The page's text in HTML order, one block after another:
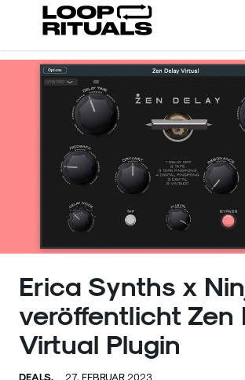
Erica Synths x
veröffentlicht Zen
Virtual Plugin
DEALS. 27. FEBRUAR 2023